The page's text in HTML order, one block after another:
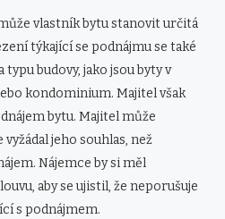
vlastník bytu stanovit určitá
týkající se podnájmu se také
budovy, jako jsou byty v
kondominium. Majitel však
bytu. Majitel může
jeho souhlas, než
Nájemce by si měl
aby se ujistil, že neporušuje
s podnájmem.